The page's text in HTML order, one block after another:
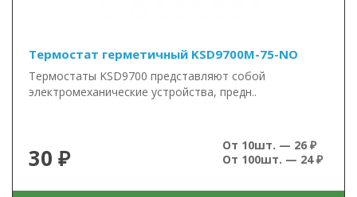
Термостат герметичный KSD9700M-75-NO
Термостаты KSD9700 представляют собой
электромеханические устройства, предн..
30 ₽
От 10шт. — 26 ₽
От 100шт. — 24 ₽